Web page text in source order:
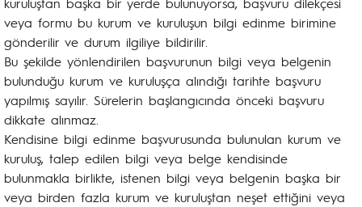
veya formu bu kurum ve kuruluşun bilgi edinme birimine
gönderilir ve durum ilgiliye bildirilir.
Bu şekilde yönlendirilen başvurunun bilgi veya belgenin
bulunduğu kurum ve kuruluşça alındığı tarihte başvuru
yapılmış sayılır. Sürelerin başlangıcında önceki başvuru
dikkate alınmaz.
Kendisine bilgi edinme başvurusunda bulunulan kurum ve
kuruluş, talep edilen bilgi veya belge kendisinde
bulunmakla birlikte, istenen bilgi veya belgenin başka bir
veya birden fazla kurum ve kuruluştan neşet ettiğini veya